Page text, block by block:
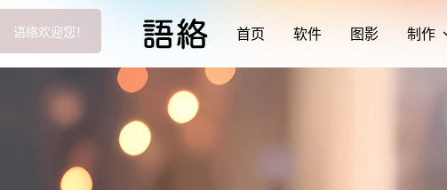
首页 软件 图影 制作
语络欢迎您！